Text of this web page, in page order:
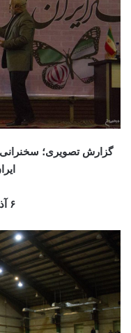
گزارش تصویری؛
۶ آذر ۹۵ – خرم آباد